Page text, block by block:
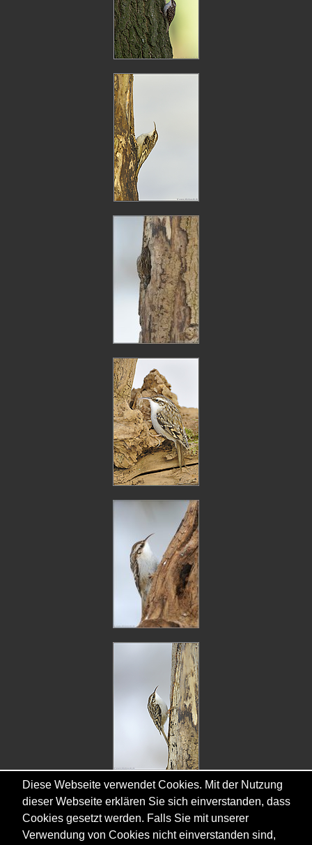
Copyright © - 2026 - Gordana & Ralf Kistowski
Diese Webseite verwendet Cookies. Mit der Nutzung
dieser Webseite erklären Sie sich einverstanden, dass
Cookies gesetzt werden. Falls Sie mit unserer
Verwendung von Cookies nicht einverstanden sind,